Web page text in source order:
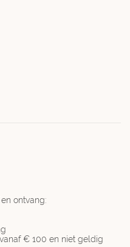
ontvang:
€ 100 en niet geldig